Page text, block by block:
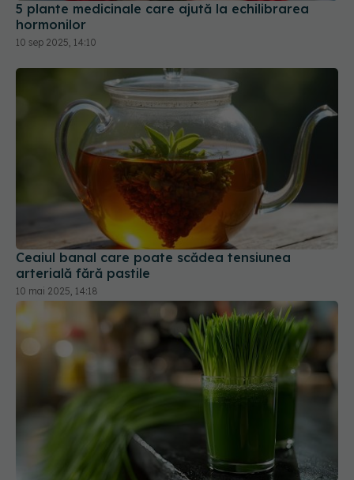
5 plante medicinale care ajută la echilibrarea
hormonilor
10 sep 2025, 14:10
Ceaiul banal care poate scădea tensiunea
arterială fără pastile
10 mai 2025, 14:18